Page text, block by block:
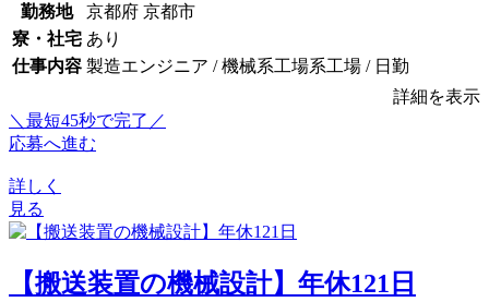
勤務地
京都府 京都市
寮・社宅 あり
仕事内容 製造エンジニア / 機械系工場系工場 / 日勤
詳細を表示
＼最短45秒で完了／
応募へ進む
詳しく
見る
【搬送装置の機械設計】年休121日